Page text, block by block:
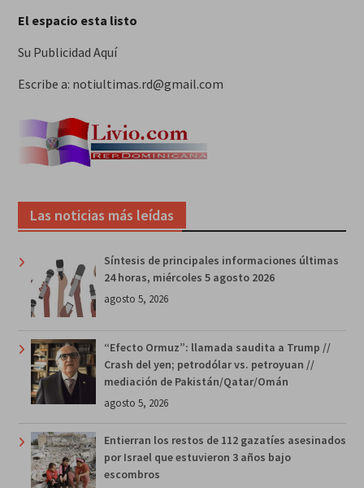
El espacio esta listo
Su Publicidad Aquí
Escribe a: notiultimas.rd@gmail.com
Las noticias más leídas
Síntesis de principales informaciones últimas
24 horas, miércoles 5 agosto 2026
agosto 5, 2026
“Efecto Ormuz”: llamada saudita a Trump //
Crash del yen; petrodólar vs. petroyuan //
mediación de Pakistán/Qatar/Omán
agosto 5, 2026
Entierran los restos de 112 gazatíes asesinados
por Israel que estuvieron 3 años bajo
escombros